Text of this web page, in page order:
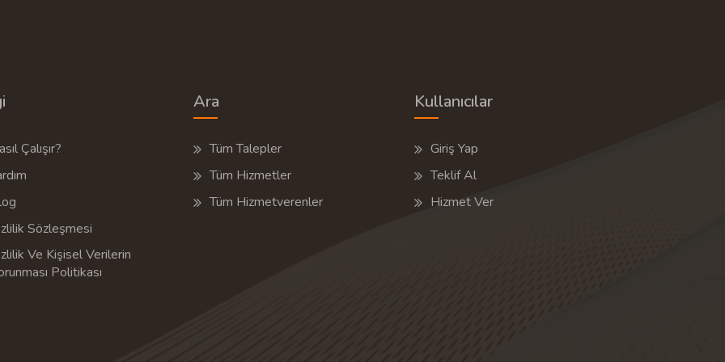
Çalışır?
Sözleşmesi
Ve Kişisel Verilerin
Politikası
Ara
Tüm Talepler
Tüm Hizmetler
Tüm Hizmetverenler
Kullanıcılar
Giriş Yap
Teklif Al
Hizmet Ver